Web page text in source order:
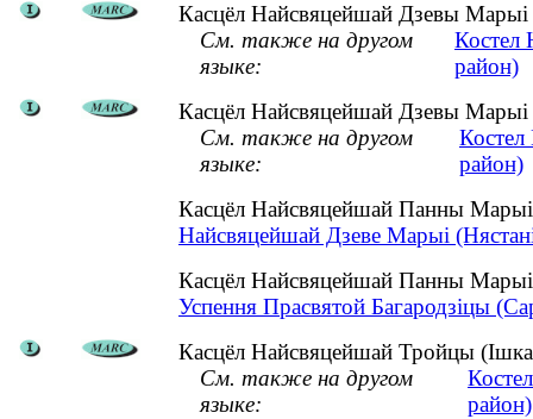
Касцёл Найсвяцейшай Дзевы Марыі
См. также на другом
языке:
Костел
район)
Касцёл Найсвяцейшай Дзевы Марыі
См. также на другом
языке:
район)
Касцёл Найсвяцейшай Панны
Найсвяцейшай Дзеве Марыі
Касцёл Найсвяцейшай Панны
Успення Прасвятой Багародзіцы
Касцёл Найсвяцейшай Тройцы
См. также на другом
языке:
район)